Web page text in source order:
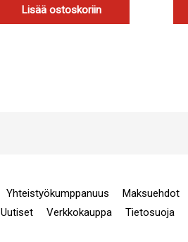
Lisää ostoskoriin
Yhteistyökumppanuus Maksuehdot
Uutiset Verkkokauppa Tietosuoja